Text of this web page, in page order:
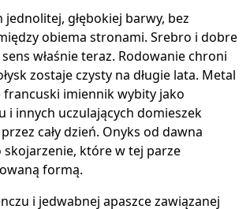
głębokiej barwy, bez
obiema stronami. Srebro i dobre
właśnie teraz. Rodowanie chroni
zostaje czysty na długie lata. Metal
imiennik wybity jako
i innych uczulających domieszek
cały dzień. Onyks od dawna
skojarzenie, które w tej parze
formą.
i jedwabnej apaszce zawiązanej